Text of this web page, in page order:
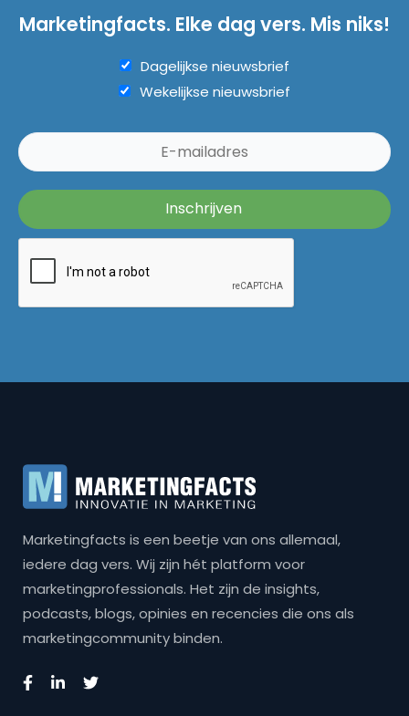
Marketingfacts. Elke dag vers. Mis niks!
Dagelijkse nieuwsbrief
Wekelijkse nieuwsbrief
Marketingfacts is een beetje van ons allemaal,
iedere dag vers. Wij zijn hét platform voor
marketingprofessionals. Het zijn de insights,
podcasts, blogs, opinies en recencies die ons als
marketingcommunity binden.